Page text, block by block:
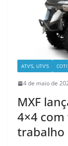
ATV'S, UTV'S
4 de maio de
MXF
4×4
trabalho